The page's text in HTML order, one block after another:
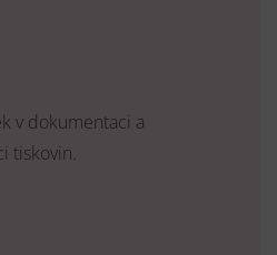
v dokumentaci a
tiskovin.